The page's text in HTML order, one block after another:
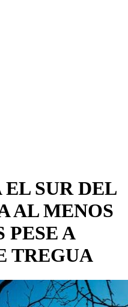
SUR DEL
AL MENOS
PESE A
TREGUA